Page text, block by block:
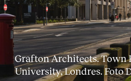
Grafton Architects. Town
University, Londres. Foto